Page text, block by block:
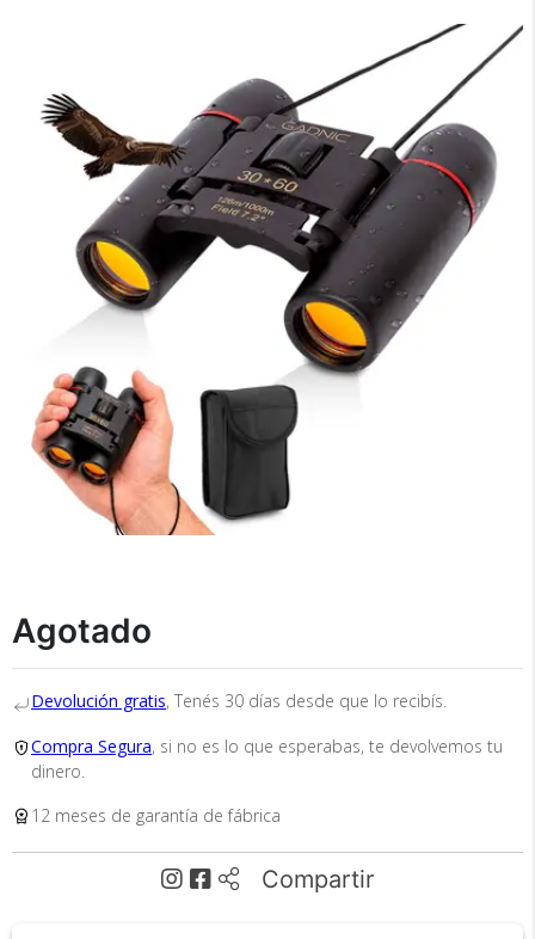
Agotado
Devolución gratis, Tenés 30 días desde que lo recibís.
Compra Segura, si no es lo que esperabas, te devolvemos tu
dinero.
12 meses de garantía de fábrica
Compartir
Medios de Pago
que esperabas o te devolvemos el 100% de tu
dinero!